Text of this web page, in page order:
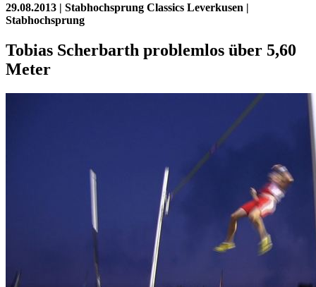
29.08.2013 | Stabhochsprung Classics Leverkusen |
Stabhochsprung
Tobias Scherbarth problemlos über 5,60
Meter